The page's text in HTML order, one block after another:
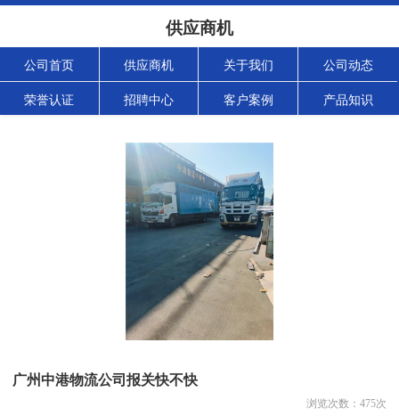
供应商机
公司首页 供应商机 关于我们 公司动态
荣誉认证 招聘中心 客户案例 产品知识
广州中港物流公司报关快不快
浏览次数： 475次